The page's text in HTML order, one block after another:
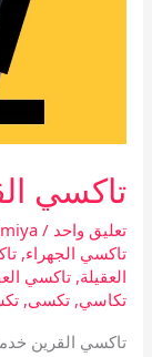
تاكسي
تعليق واحد /
تاكسي الجهراء,
العقيلة,تاكسي
تكاسي,تكسى,
تاكسي القرين خدمة ســ